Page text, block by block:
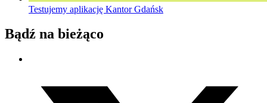
Testujemy aplikację Kantor Gdańsk
Bądź na bieżąco